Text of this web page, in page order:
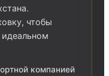
чтобы
компанией